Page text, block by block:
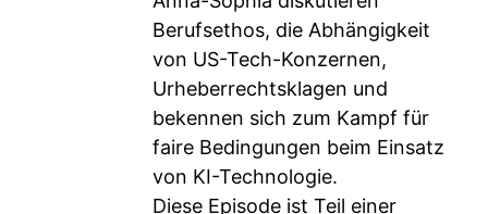
Berufsethos, die Abhängigkeit
von US-Tech-Konzernen,
Urheberrechtsklagen und
bekennen sich zum Kampf für
faire Bedingungen beim Einsatz
von KI-Technologie.
Diese Episode ist Teil einer